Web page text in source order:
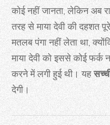
कोई नहीं जानता, लेकिन अब
तरह से माया देवी की दहशत
मतलब पंगा नहीं लेता था,
माया देवी को इससे कोई फर्क
करने में लगी हुई थी। यह
देगी।